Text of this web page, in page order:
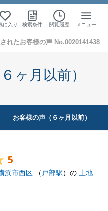
に入り 検索条件 閲覧履歴 メニュー
れたお客様の声 No.0020141438
ヶ月以前）
お客様の声（６ヶ月以前）
5
浜市西区 （ 戸部駅）の 土地